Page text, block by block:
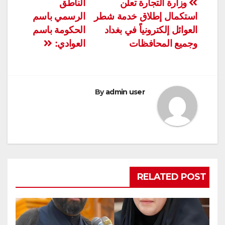
تصفّح
المقالات
الناطق
الرسمي باسم
الحكومة باسم
العوادي:
وزارة التجارة تعلن
استكمال إطلاق خدمة شطر
العوائل إلكترونياً في بغداد
وجميع المحافظات
Byadmin user
RELATED POST